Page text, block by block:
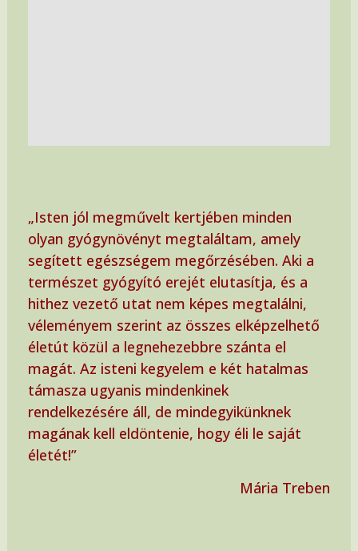
„Isten jól megművelt kertjében minden
olyan gyógynövényt megtaláltam, amely
segített egészségem megőrzésében. Aki a
természet gyógyító erejét elutasítja, és a
hithez vezető utat nem képes megtalálni,
véleményem szerint az összes elképzelhető
életút közül a legnehezebbre szánta el
magát. Az isteni kegyelem e két hatalmas
támasza ugyanis mindenkinek
rendelkezésére áll, de mindegyikünknek
magának kell eldöntenie, hogy éli le saját
életét!”
Mária Treben